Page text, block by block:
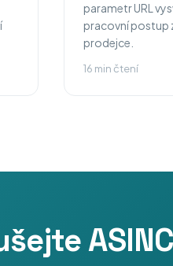
parametr URL
pracovní postup
prodejce.
16 min čtení